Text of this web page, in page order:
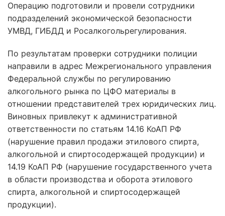
Операцию подготовили и провели сотрудники
подразделений экономической безопасности
УМВД, ГИБДД и Росалкогольрегулирования.
По результатам проверки сотрудники полиции
направили в адрес Межрегионального управления
Федеральной службы по регулированию
алкогольного рынка по ЦФО материалы в
отношении представителей трех юридических лиц.
Виновных привлекут к административной
ответственности по статьям 14.16 КоАП РФ
(нарушение правил продажи этилового спирта,
алкогольной и спиртосодержащей продукции) и
14.19 КоАП РФ (нарушение государственного учета
в области производства и оборота этилового
спирта, алкогольной и спиртосодержащей
продукции).